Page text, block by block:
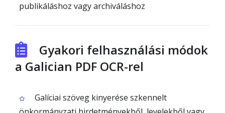
publikáláshoz vagy archiváláshoz
Gyakori felhasználási módok
a Galician PDF OCR-rel
Galíciai szöveg kinyerése szkennelt